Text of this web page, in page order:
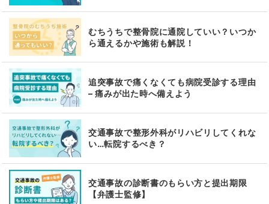
むちうちで整骨院に通院していい？いつか
ら通えるかや施術も解説！
追突事故で痛くなくても病院受診する理由
– 痛みが出た時へ備えよう
交通事故で整形外科がリハビリしてくれな
い…転院するべき？
交通事故の診断書のもらい方と提出期限
【弁護士監修】